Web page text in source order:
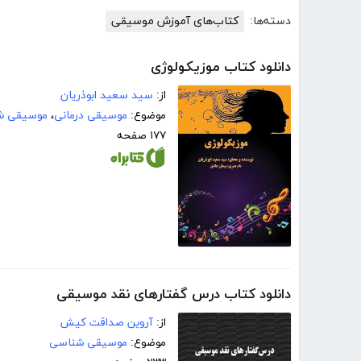
دسته‌ها: کتاب‌های آموزش موسیقی
دانلود کتاب موزیکولوژی
از: سید سعید ابوذریان
موضوع: موسیقی درمانی، موسیقی
۱۷۷ صفحه
دانلود کتاب درس گفتارهای نقد موسیقی
از: آروین صداقت کیش
موضوع: موسیقی شناسی